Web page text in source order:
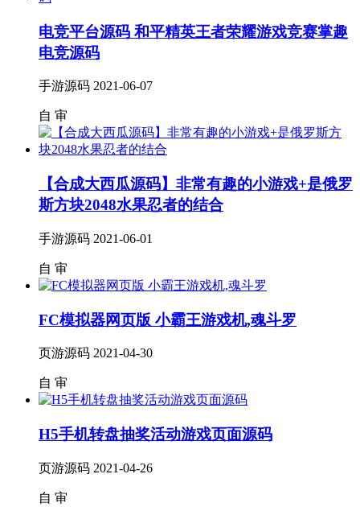
电竞平台源码 和平精英王者荣耀游戏竞赛掌趣
电竞源码
手游源码 2021-06-07
自 审
【合成大西瓜源码】非常有趣的小游戏+是俄罗
斯方块2048水果忍者的结合
手游源码 2021-06-01
自 审
FC模拟器网页版 小霸王游戏机,魂斗罗
页游源码 2021-04-30
自 审
H5手机转盘抽奖活动游戏页面源码
页游源码 2021-04-26
自 审